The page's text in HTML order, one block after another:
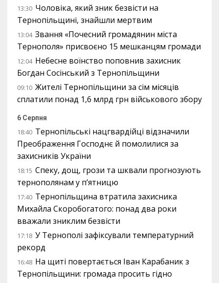
13:30 Чоловіка, який зник безвісти на
Тернопільщині, знайшли мертвим
13:04 Звання «Почесний громадянин міста
Тернополя» присвоєно 15 мешканцям громади
12:04 Небесне воїнство поповнив захисник
Богдан Сосінський з Тернопільщини
09:10 Жителі Тернопільщини за сім місяців
сплатили понад 1,6 млрд грн військового збору
6 Серпня
18:40 Тернопільські нацгвардійці відзначили
Преображення Господнє й помолилися за
захисників України
18:15 Спеку, дощ, грози та шквали прогнозують
тернополянам у п’ятницю
17:40 Тернопільщина втратила захисника
Михайла Скоробогатого: понад два роки
вважали зниклим безвісти
17:18 У Тернополі зафіксували температурний
рекорд
16:48 На щиті повертається Іван Карабаник з
Тернопільщини: громада просить гідно